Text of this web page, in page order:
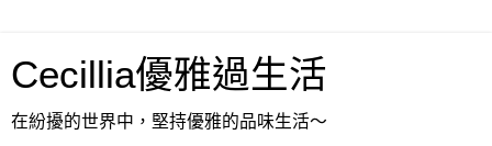
Cecillia優雅過生活
在紛擾的世界中，堅持優雅的品味生活～